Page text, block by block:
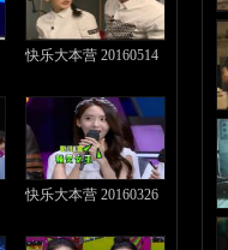
快乐大本营 20160514
快乐大本营 20160326